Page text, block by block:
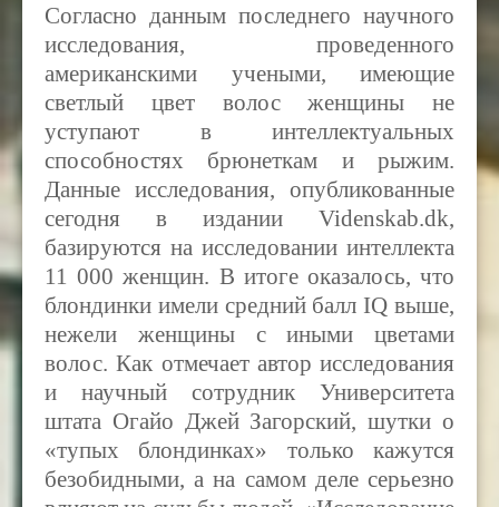
Согласно данным последнего научного
исследования, проведенного
американскими учеными, имеющие
светлый цвет волос женщины не
уступают в интеллектуальных
способностях брюнеткам и рыжим.
Данные исследования, опубликованные
сегодня в издании Videnskab.dk,
базируются на исследовании интеллекта
11 000 женщин. В итоге оказалось, что
блондинки имели средний балл IQвыше,
нежели женщины с иными цветами
волос. Как отмечает автор исследования
и научный сотрудник Университета
штата Огайо Джей Загорский, шутки о
«тупых блондинках» только кажутся
безобидными, а на самом деле серьезно